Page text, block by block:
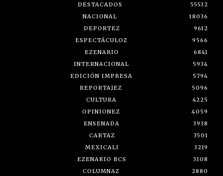
DESTACADOS
55532
NACIONAL
18036
DEPORTEZ
9612
ESPECTÁCULOZ
9566
EZENARIO
6841
INTERNACIONAL
5934
EDICIÓN IMPRESA
5794
REPORTAJEZ
5096
CULTURA
4225
OPINIONEZ
4059
ENSENADA
3938
CARTAZ
3501
MEXICALI
3219
EZENARIO BCS
3108
COLUMNAZ
2880